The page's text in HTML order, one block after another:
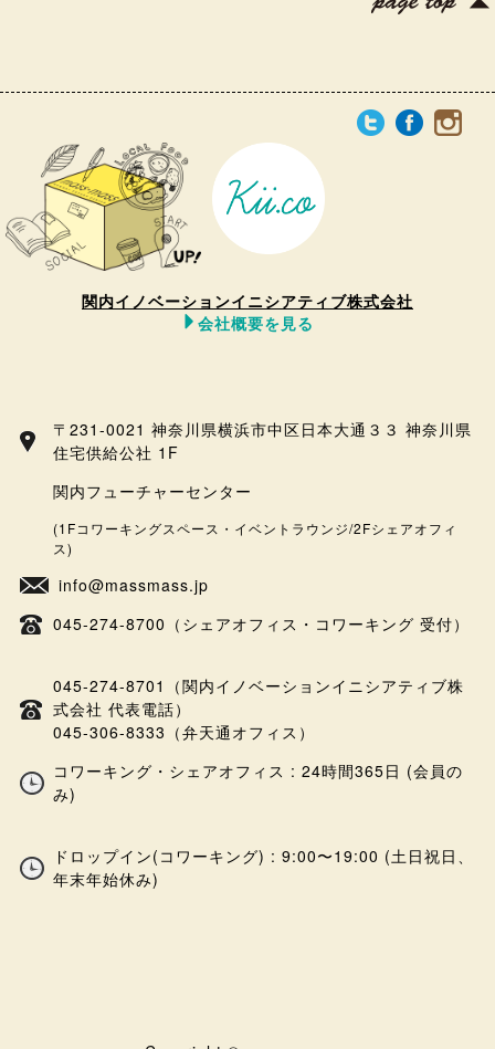
関内イノベーションイニシアティブ株式会社
会社概要を見る
〒231-0021 神奈川県横浜市中区日本大通３３ 神奈川県
住宅供給公社 1F
関内フューチャーセンター
(1Fコワーキングスペース・イベントラウンジ/2Fシェアオフィ
ス)
info@massmass.jp
045-274-8700（シェアオフィス・コワーキング 受付）
045-274-8701（関内イノベーションイニシアティブ株
式会社 代表電話）
045-306-8333（弁天通オフィス）
コワーキング・シェアオフィス : 24時間365日 (会員の
み)
ドロップイン(コワーキング) : 9:00〜19:00 (土日祝日、
年末年始休み)